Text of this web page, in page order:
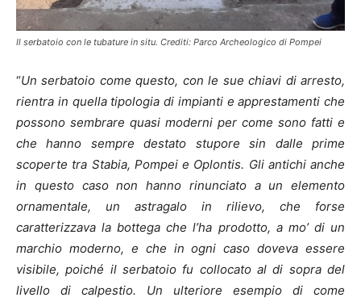
Il serbatoio con le tubature in situ. Crediti: Parco Archeologico di Pompei
“Un serbatoio come questo, con le sue chiavi di arresto,
rientra in quella tipologia di impianti e apprestamenti che
possono sembrare quasi moderni per come sono fatti e
che hanno sempre destato stupore sin dalle prime
scoperte tra Stabia, Pompei e Oplontis. Gli antichi anche
in questo caso non hanno rinunciato a un elemento
ornamentale, un astragalo in rilievo, che forse
caratterizzava la bottega che l’ha prodotto, a mo’ di un
marchio moderno, e che in ogni caso doveva essere
visibile, poiché il serbatoio fu collocato al di sopra del
livello di calpestio. Un ulteriore esempio di come